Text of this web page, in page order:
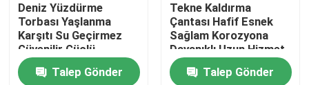
Ana sayfa
Deniz Yüzdürme
Torbası Yaşlanma
Karşıtı Su Geçirmez
Güvenilir Güçlü
Yüzdürme Kolay
KullanımTalep Gönder
Tekne Kaldırma
Çantası Hafif Esnek
Sağlam Korozyona
Dayanıklı Uzun Hizmet
Ömrü
Talep Gönder